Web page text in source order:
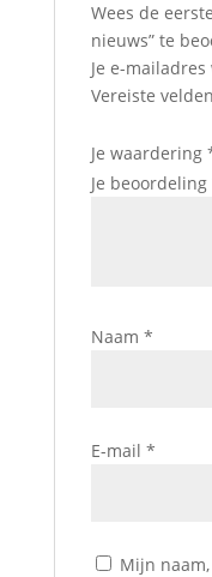
Wees de
nieuws” te
Je e-
Vereiste
Je waardering
Je beoordeling
Naam *
E-mail *
Mijn